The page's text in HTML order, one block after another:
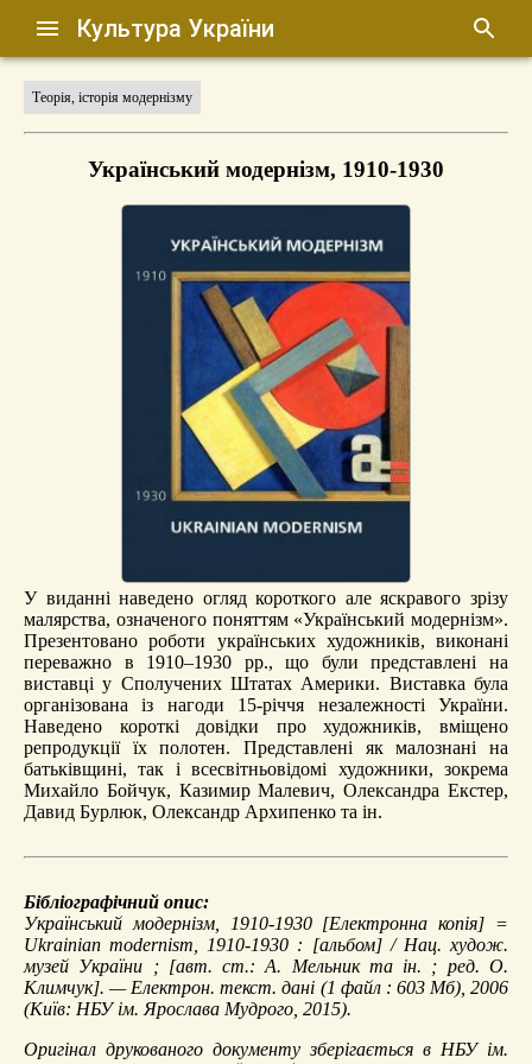
Культура України
Теорія, історія модернізму
Український модернізм, 1910-1930
У виданні наведено огляд короткого але яскравого зрізу
малярства, означеного поняттям «Український модернізм».
Презентовано роботи українських художників, виконані
переважно в 1910–1930 рр., що були представлені на
виставці у Сполучених Штатах Америки. Виставка була
організована із нагоди 15-річчя незалежності України.
Наведено короткі довідки про художників, вміщено
репродукції їх полотен. Представлені як малознані на
батьківщині, так і всесвітньовідомі художники, зокрема
Михайло Бойчук, Казимир Малевич, Олександра Екстер,
Давид Бурлюк, Олександр Архипенко та ін.
Бібліографічний опис:
Український модернізм, 1910-1930[Електронна копія] =
Ukrainian modernism, 1910-1930 : [альбом] / Нац. худож.
музей України ; [авт. ст.: А. Мельник та ін. ; ред. О.
Климчук]. — Електрон. текст. дані (1 файл : 603 Мб), 2006
(Київ: НБУ ім. Ярослава Мудрого, 2015).
Оригінал друкованого документу зберігається в НБУ ім.